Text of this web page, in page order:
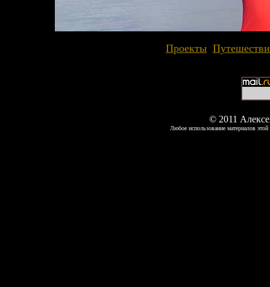
Проекты
© 2011
Любое использование материалов